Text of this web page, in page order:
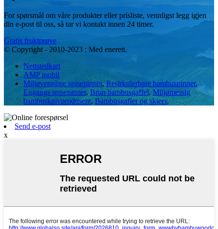
For spørsmål om våre produkter eller prisliste, vennligst legg igjen
din e-post til oss, så tar vi kontakt innen 24 timer.
Gratis fruktprøve
© Copyright - 2010-2023 : Med enerett.
Nettstedkart
AMP mobil
Miljøvennlige spisepinner,Resirkulerbare bambuspinner,
Engangs spisepinner,Brun bambusgaffel,Miljømessig
bambusknivprodusent,Bambusgafler og skjeer,
Send e-post
x